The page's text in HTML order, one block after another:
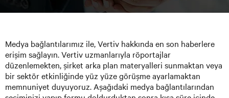
Medya bağlantılarımız ile, Vertiv hakkında en son haberlere
erişim sağlayın. Vertiv uzmanlarıyla röportajlar
düzenlemekten, şirket arka plan materyalleri sunmaktan veya
bir sektör etkinliğinde yüz yüze görüşme ayarlamaktan
memnuniyet duyuyoruz. Aşağıdaki medya bağlantılarından